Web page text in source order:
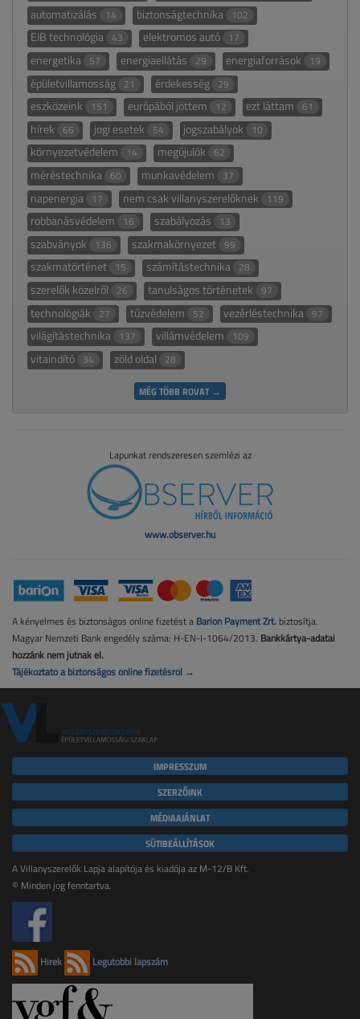
automatizálás 14 biztonságtechnika 102
EIB technológia 43 elektromos autó 17
energetika 57 energiaellátás 29 energiaforrások 19
épületvillamosság 21 érdekesség 29
eszközeink 151 európából jöttem 12 ezt láttam 61
hírek 66 jogi esetek 54 jogszabályok 10
környezetvédelem 14 megújulók 62
méréstechnika 60 munkavédelem 37
napenergia 17 nem csak villanyszerelőknek 119
robbanásvédelem 16 szabályozás 13
szabványok 136 szakmakörnyezet 99
szakmatörténet 15 számítástechnika 28
szerelők közelről 26 tanulságos történetek 97
technológiák 27 tűzvédelem 52 vezérléstechnika 97
világítástechnika 137 villámvédelem 109
vitaindító 34 zöld oldal 28
MÉG TÖBB ROVAT →
Lapunkat rendszeresen szemlézi az
www.observer.hu
A kényelmes és biztonságos online fizetést a Barion Payment Zrt. biztosítja.
Magyar Nemzeti Bank engedély száma: H-EN-I-1064/2013. Bankkártya-adatai
hozzánk nem jutnak el.
Tájékoztató a biztonságos online fizetésről →
IMPRESSZUM
SZERZŐINK
MÉDIAAJÁNLAT
SÜTIBEÁLLÍTÁSOK
A Villanyszerelők Lapja alapítója és kiadója az M-12/B Kft.
© Minden jog fenntartva.
Hírek Legutóbbi lapszám